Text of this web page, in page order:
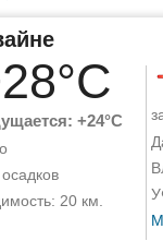
+24°C
20 км.